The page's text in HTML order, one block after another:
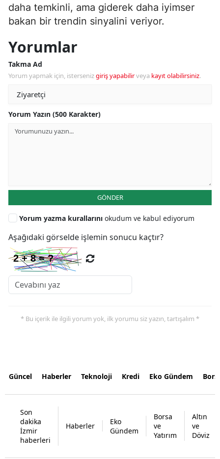
daha temkinli, ama giderek daha iyimser
bakan bir trendin sinyalini veriyor.
Yorumlar
Takma Ad
Yorum yapmak için, istersenizgiriş yapabilirveya kayıt olabilirsiniz.
Yorum Yazın (500 Karakter)
GÖNDER
Yorum yazma kurallarını okudum ve kabul ediyorum
Aşağıdaki görselde işlemin sonucu kaçtır?
* Bu içerik ile ilgili yorum yok, ilk yorumu siz yazın, tartışalım *
Güncel Haberler Teknoloji Kredi Eko Gündem
Son
dakika
İzmir
haberleri
Haberler
Eko
Gündem
Borsa
ve
Yatırım
Altın
ve
Döviz